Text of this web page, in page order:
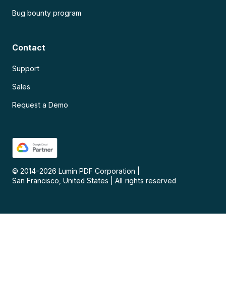
Bug bounty program
Contact
Support
Sales
Request a Demo
© 2014–2026 Lumin PDF Corporation
San Francisco, United States
All rights reserved